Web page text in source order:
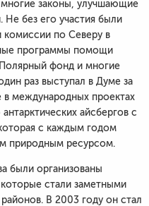
законы, улучшающие
Не без его участия были
комиссии по Северу в
программы помощи
фонд и многие
раз выступал в Думе за
в международных проектах
айсбергов с
с каждым годом
природным ресурсом.
были организованы
стали заметными
В 2003 году он стал